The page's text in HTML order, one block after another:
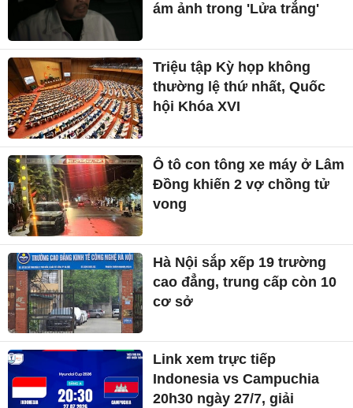
ám ảnh trong 'Lửa trắng'
Triệu tập Kỳ họp không
thường lệ thứ nhất, Quốc
hội Khóa XVI
Ô tô con tông xe máy ở Lâm
Đồng khiến 2 vợ chồng tử
vong
Hà Nội sắp xếp 19 trường
cao đẳng, trung cấp còn 10
cơ sở
Link xem trực tiếp
Indonesia vs Campuchia
20h30 ngày 27/7, giải